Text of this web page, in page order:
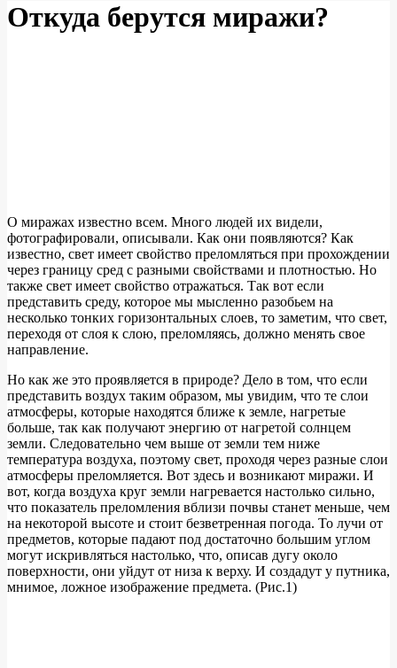
Откуда берутся миражи?
О миражах известно всем. Много людей их видели,
фотографировали, описывали. Как они появляются? Как
известно, свет имеет свойство преломляться при прохождении
через границу сред с разными свойствами и плотностью. Но
также свет имеет свойство отражаться. Так вот если
представить среду, которое мы мысленно разобьем на
несколько тонких горизонтальных слоев, то заметим, что свет,
переходя от слоя к слою, преломляясь, должно менять свое
направление.
Но как же это проявляется в природе? Дело в том, что если
представить воздух таким образом, мы увидим, что те слои
атмосферы, которые находятся ближе к земле, нагретые
больше, так как получают энергию от нагретой солнцем
земли. Следовательно чем выше от земли тем ниже
температура воздуха, поэтому свет, проходя через разные слои
атмосферы преломляется. Вот здесь и возникают миражи. И
вот, когда воздуха круг земли нагревается настолько сильно,
что показатель преломления вблизи почвы станет меньше, чем
на некоторой высоте и стоит безветренная погода. То лучи от
предметов, которые падают под достаточно большим углом
могут искривляться настолько, что, описав дугу около
поверхности, они уйдут от низа к верху. И создадут у путника,
мнимое, ложное изображение предмета. (Рис.1)